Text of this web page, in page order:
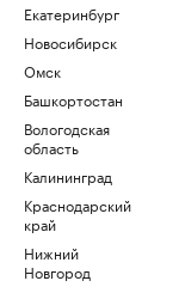
Екатеринбург
Новосибирск
Омск
Башкортостан
Вологодская
область
Калининград
Краснодарский
край
Нижний
Новгород